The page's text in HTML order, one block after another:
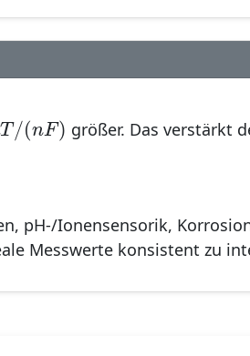
T/(nF )
T/(n F) größer. Das verstärkt
pH-/Ionensensorik,
Messwerte konsistent zu